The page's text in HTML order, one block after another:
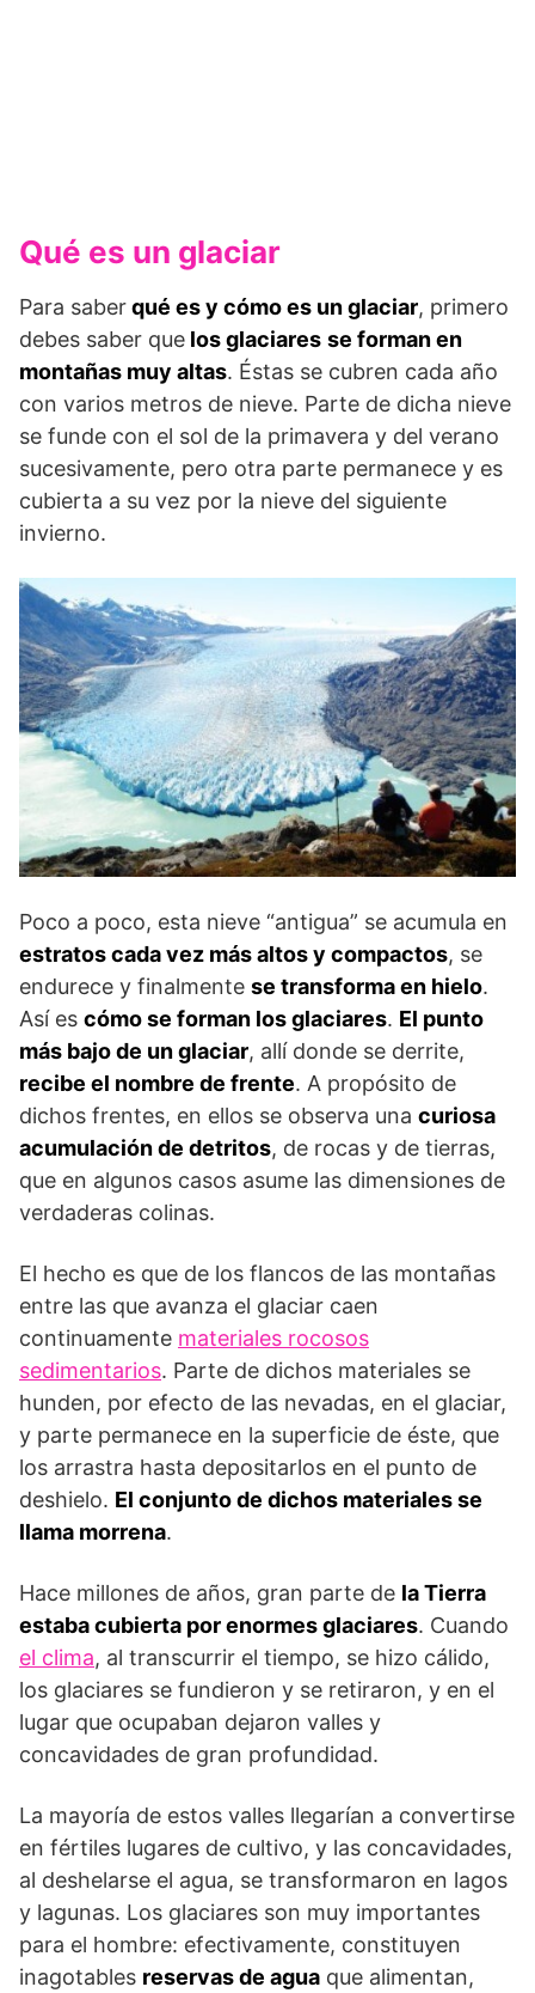
Qué es un glaciar
Para saberqué es y cómo es un glaciar, primero
debes saber que los glaciares se forman en
montañas muy altas. Éstas se cubren cada año
con varios metros de nieve. Parte de dicha nieve
se funde con el sol de la primavera y del verano
sucesivamente, pero otra parte permanece y es
cubierta a su vez por la nieve del siguiente
invierno.
Poco a poco, esta nieve “antigua” se acumula en
estratos cada vez más altos y compactos, se
endurece y finalmente se transforma en hielo.
Así es cómo se forman los glaciares. El punto
más bajo de un glaciar, allí donde se derrite,
recibe el nombre de frente. A propósito de
dichos frentes, en ellos se observa una curiosa
acumulación de detritos, de rocas y de tierras,
que en algunos casos asume las dimensiones de
verdaderas colinas.
El hecho es que de los flancos de las montañas
entre las que avanza el glaciar caen
continuamente materiales rocosos
sedimentarios. Parte de dichos materiales se
hunden, por efecto de las nevadas, en el glaciar,
y parte permanece en la superficie de éste, que
los arrastra hasta depositarlos en el punto de
deshielo. El conjunto de dichos materiales se
llama morrena.
Hace millones de años, gran parte de la Tierra
estaba cubierta por enormes glaciares. Cuando
el clima, al transcurrir el tiempo, se hizo cálido,
los glaciares se fundieron y se retiraron, y en el
lugar que ocupaban dejaron valles y
concavidades de gran profundidad.
La mayoría de estos valles llegarían a convertirse
en fértiles lugares de cultivo, y las concavidades,
al deshelarse el agua, se transformaron en lagos
y lagunas. Los glaciares son muy importantes
para el hombre: efectivamente, constituyen
inagotables reservas de agua que alimentan,